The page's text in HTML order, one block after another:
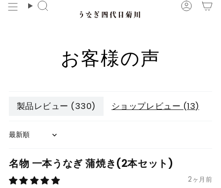
検
ア
お客様の声
製品レビュー (330) ショップレビュー (13)
Sort by
名物 一本うなぎ 蒲焼き(2本セット)
2ヶ月前